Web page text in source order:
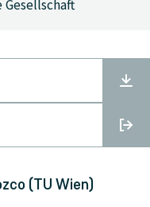
Gesellschaft
(TU Wien)